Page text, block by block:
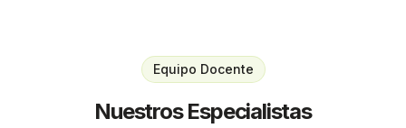
Equipo Docente
Nuestros Especialistas